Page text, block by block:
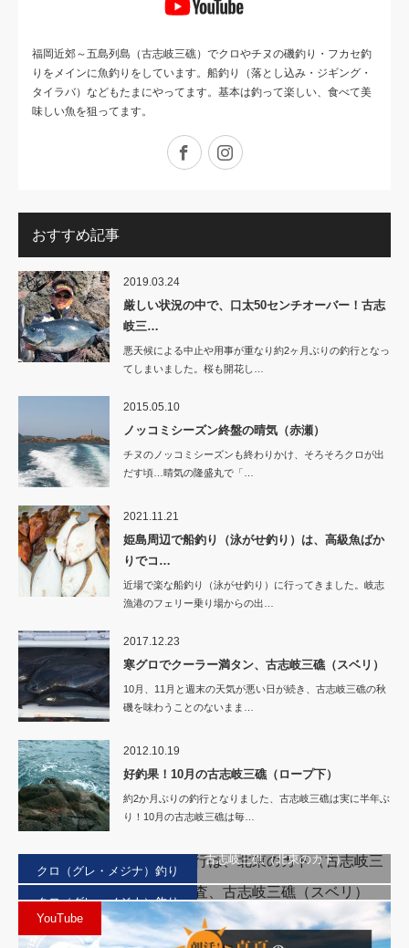
福岡近郊～五島列島（古志岐三礁）でクロやチヌの磯釣り・フカセ釣
りをメインに魚釣りをしています。船釣り（落とし込み・ジギング・
タイラバ）などもたまにやってます。基本は釣って楽しい、食べて美
味しい魚を狙ってます。
FacebookInstagram
おすすめ記事
2019.03.24
厳しい状況の中で、口太50センチオーバー！古志
岐三…
悪天候による中止や用事が重なり約2ヶ月ぶりの釣行となっ
てしまいました。桜も開花し…
2015.05.10
ノッコミシーズン終盤の晴気（赤瀬）
チヌのノッコミシーズンも終わりかけ、そろそろクロが出
だす頃…晴気の隆盛丸で「…
2021.11.21
姫島周辺で船釣り（泳がせ釣り）は、高級魚ばか
りでコ…
近場で楽な船釣り（泳がせ釣り）に行ってきました。岐志
漁港のフェリー乗り場からの出…
2017.12.23
寒グロでクーラー満タン、古志岐三礁（スベリ）
10月、11月と週末の天気が悪い日が続き、古志岐三礁の秋
磯を味わうことのないまま…
2012.10.19
好釣果！10月の古志岐三礁（ロープ下）
約2か月ぶりの釣行となりました、古志岐三礁は実に半年ぶ
り！10月の古志岐三礁は毎…
クロ（グレ・メジナ）釣り
ゴールデンウィーク釣行1日目、古志岐三礁（北東のカド）
クロ（グレ・メジナ）釣り
シーズン前のクロ釣り調査、古志岐三礁（スベリ）
YouTube